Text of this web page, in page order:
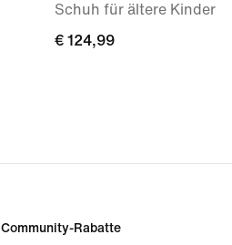
Schuh für ältere Kinder
€ 124,99
€ 124,99
Community-Rabatte